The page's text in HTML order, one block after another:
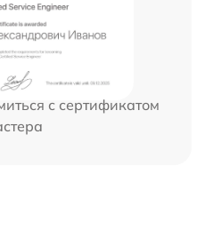
с сертификатом